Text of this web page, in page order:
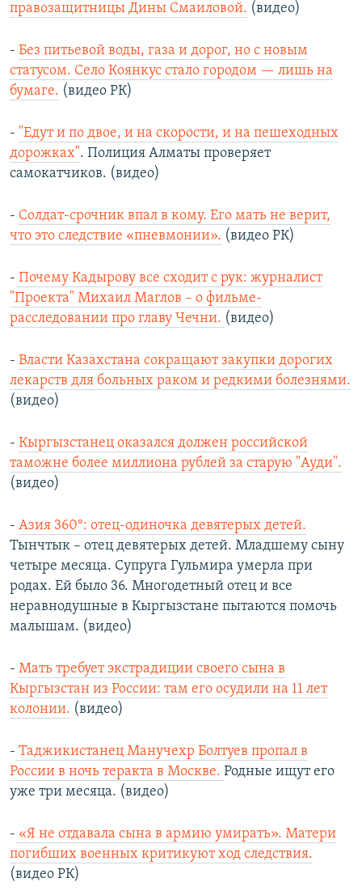
правозащитницы Дины Смаиловой. (видео)
- Без питьевой воды, газа и дорог, но с новым
статусом. Село Коянкус стало городом — лишь на
бумаге. (видео РК)
- "Едут и по двое, и на скорости, и на пешеходных
дорожках". Полиция Алматы проверяет
самокатчиков. (видео)
- Солдат-срочник впал в кому. Его мать не верит,
что это следствие «пневмонии». (видео РК)
- Почему Кадырову все сходит с рук: журналист
"Проекта" Михаил Маглов – о фильме-
расследовании про главу Чечни. (видео)
- Власти Казахстана сокращают закупки дорогих
лекарств для больных раком и редкими болезнями.
(видео)
- Кыргызстанец оказался должен российской
таможне более миллиона рублей за старую "Ауди".
(видео)
- Азия 360°: отец-одиночка девятерых детей.
Тынчтык – отец девятерых детей. Младшему сыну
четыре месяца. Супруга Гульмира умерла при
родах. Ей было 36. Многодетный отец и все
неравнодушные в Кыргызстане пытаются помочь
малышам. (видео)
- Мать требует экстрадиции своего сына в
Кыргызстан из России: там его осудили на 11 лет
колонии. (видео)
- Таджикистанец Манучехр Болтуев пропал в
России в ночь теракта в Москве. Родные ищут его
уже три месяца. (видео)
- «Я не отдавала сына в армию умирать». Матери
погибших военных критикуют ход следствия.
(видео РК)